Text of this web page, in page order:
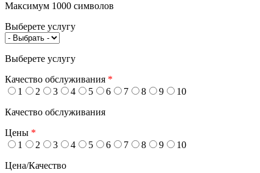
Максимум 1000 символов
Выберете услугу
Выберете услугу
Качество обслуживания *
1
2 3 4 5 6 7 8 9
10
Качество обслуживания
Цены *
1
2 3 4 5 6 7 8 9
10
Цена/Качество